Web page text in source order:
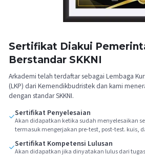
Sertifikat Diakui
Berstandar SKKNI
Arkademi telah terdaftar sebagai Lembaga
(LKP) dari Kemendikbudristek dan kami
dengan standar SKKNI.
Sertifikat Penyelesaian
Akan didapatkan ketika sudah menyelesaikan
termasuk mengerjakan pre-test, post-test. kuis,
Sertifikat Kompetensi Lulusan
Akan didapatkan jika dinyatakan lulus dari